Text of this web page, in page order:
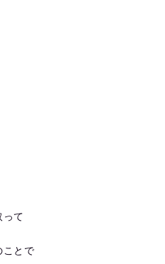
って
ことで